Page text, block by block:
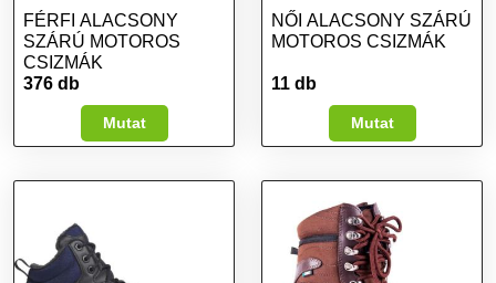
FÉRFI ALACSONY
SZÁRÚ MOTOROS
CSIZMÁK
376 db
Mutat
NŐI ALACSONY SZÁRÚ
MOTOROS CSIZMÁK
11 db
Mutat